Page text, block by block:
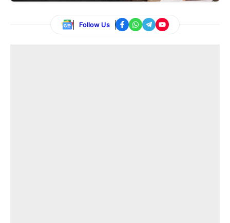
Follow Us